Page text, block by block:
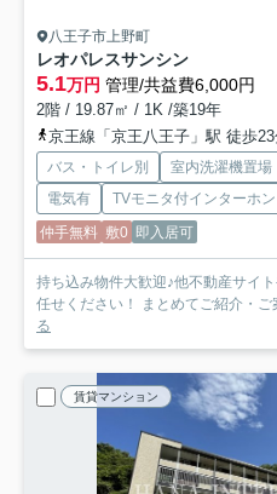
八王子市上野町
レオパレスサンシン
5.1万円 管理/共益費6,000円
2階 / 19.87㎡ / 1K /築19年
京王線「京王八王子」駅 徒歩
バス・トイレ別 室内洗濯機置場
電気有
TVモニタ付インターホン
仲手無料 敷0 即入居可
持ち込み物件大歓迎♪他不動産サイ
任せください！ まとめてご紹介・
る
賃貸マンション